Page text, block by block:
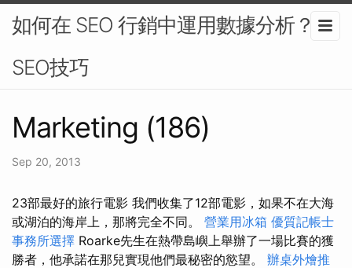
如何在 SEO 行銷中運用數據分析？-
SEO技巧
Marketing (186)
Sep 20, 2013
23部最好的旅行電影 我們收集了12部電影，如果不在大海
或湖泊的海岸上，那將完全不同。 營業用冰箱 優質記帳士
事務所選擇 Roarke先生在熱帶島嶼上舉辦了一場比賽的獲
勝者，他承諾在那兒實現他們最秘密的慾望。 辦桌外燴推